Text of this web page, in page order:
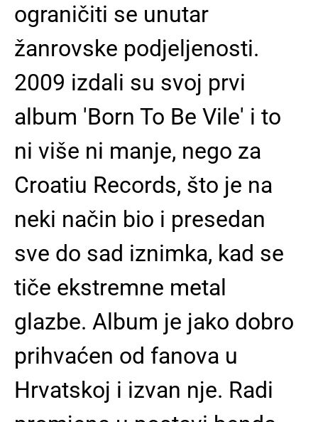
ograničiti se unutar
žanrovske podjeljenosti.
2009 izdali su svoj prvi
album 'Born To Be Vile' i to
ni više ni manje, nego za
Croatiu Records, što je na
neki način bio i presedan
sve do sad iznimka, kad se
tiče ekstremne metal
glazbe. Album je jako dobro
prihvaćen od fanova u
Hrvatskoj i izvan nje. Radi